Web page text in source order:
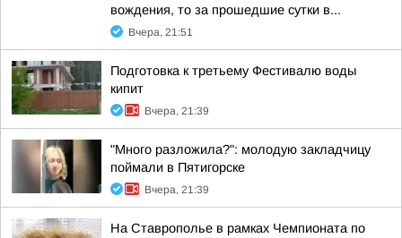
вождения, то за прошедшие сутки в...
Вчера, 21:51
Подготовка к третьему Фестивалю воды
кипит
Вчера, 21:39
"Много разложила?": молодую закладчицу
поймали в Пятигорске
Вчера, 21:39
На Ставрополье в рамках Чемпионата по